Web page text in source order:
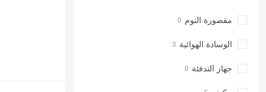
مقصورة النوم
الوسادة الهوائية
جهاز التدفئة